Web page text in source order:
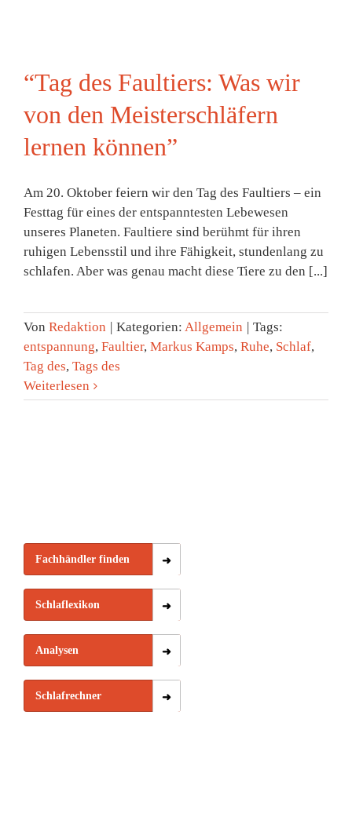
“Tag des Faultiers: Was wir
von den Meisterschläfern
lernen können”
Am 20. Oktober feiern wir den Tag des Faultiers – ein
Festtag für eines der entspanntesten Lebewesen
unseres Planeten. Faultiere sind berühmt für ihren
ruhigen Lebensstil und ihre Fähigkeit, stundenlang zu
schlafen. Aber was genau macht diese Tiere zu den [...]
Von Redaktion | Kategorien: Allgemein | Tags:
entspannung, Faultier, Markus Kamps, Ruhe, Schlaf,
Tag des, Tags des
Weiterlesen
Fachhändler finden
Schlaflexikon
Analysen
Schlafrechner